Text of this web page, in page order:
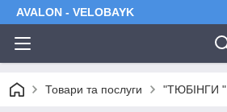
AVALON - VELOBAYK
Товари та послуги "ТЮБІНГИ "